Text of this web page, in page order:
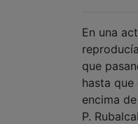
En una
que
hasta
encima
P.